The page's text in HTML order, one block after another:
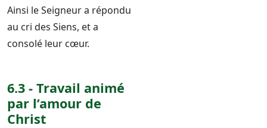
Ainsi le Seigneur a répondu
au cri des Siens, et a
consolé leur cœur.
6.3 - Travail animé
par l’amour de
Christ